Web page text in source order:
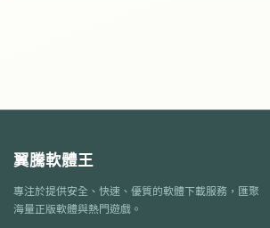
翼騰軟體王
專注於提供安全、快速、優質的軟體下載服務，匯聚
海量正版軟體與熱門遊戲。